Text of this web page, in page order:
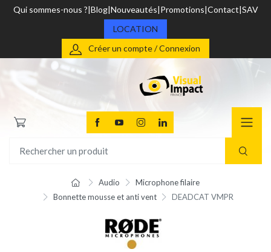
Qui sommes-nous ? Blog Nouveautés Promotions Contact SAV
LOCATION
Créer un compte / Connexion
Audio
Microphone filaire
Bonnette mousse et anti vent
DEADCAT VMPR